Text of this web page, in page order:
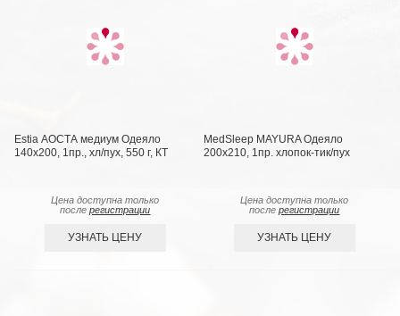
Estia АОСТА медиум Одеяло
140x200, 1пр., хл/пух, 550 г, КТ
Цена доступна только
послерегистрации
УЗНАТЬ ЦЕНУ
MedSleep MAYURA Одеяло
200х210, 1пр. хлопок-тик/пух
Цена доступна только
послерегистрации
УЗНАТЬ ЦЕНУ